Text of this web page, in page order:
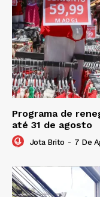
Programa de
até 31 de agosto
Jota Brito - 7 De